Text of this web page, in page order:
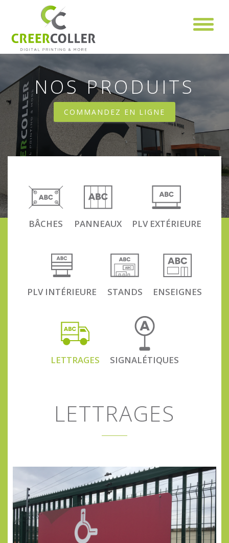
Aller au contenu principal
NOS PRODUITS
COMMANDEZ EN LIGNE
BÂCHES PANNEAUX PLV EXTÉRIEURE
PLV INTÉRIEURE STANDS ENSEIGNES
LETTRAGES SIGNALÉTIQUES
LETTRAGES